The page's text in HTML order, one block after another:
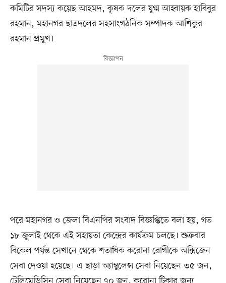
কমিটির সদস্য কয়েছ আহমদ, কৃষক দলের যুগ্ম আহ্বায়ক হাবিবুর
রহমান, মহানগর ছাত্রদলের সহসাংগঠনিক সম্পাদক আশিকুর
রহমান প্রমুখ।
পরে মহানগর ও জেলা বিএনপির সংবাদ বিজ্ঞপ্তিতে বলা হয়, গত
১৮ জুলাই থেকে এই সহায়তা কেন্দ্রের কার্যক্রম চলছে। শুক্রবার
বিকেল পর্যন্ত সেখানে থেকে শতাধিক করোনা রোগীকে অক্সিজেন
সেবা দেওয়া হয়েছে। এ ছাড়া অ্যাম্বুলেন্স সেবা নিয়েছেন ৩৫ জন,